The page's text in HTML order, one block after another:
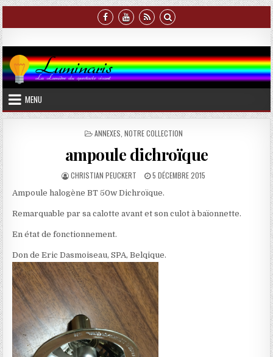
Skip
to
content
Luminaris
MENU
POSTED
ANNEXES NOTRE COLLECTION
ampoule dichroïque
AUTHOR:
CHRISTIAN PEUCKERT
PUBLISHED
5 DÉCEMBRE 2015
Ampoule halogène BT 50w Dichroïque.
Remarquable par sa calotte avant et son culot à baïonnette.
En état de fonctionnement.
Don de Eric Dasmoiseau, SPA, Belqique.